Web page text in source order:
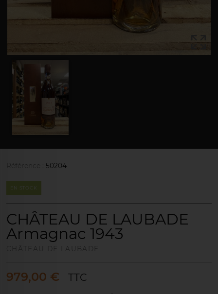
50204
EN STOCK
CHÂTEAU DE LAUBADE
Armagnac 1943
CHÂTEAU DE LAUBADE
979,00 € TTC